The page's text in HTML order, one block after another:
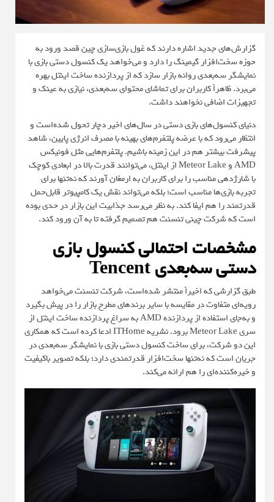
گزارش‌های جدید اشاره دارند که غول بازی‌سازی چین قصد ورود به
حوزه سخت‌افزار گیمینگ را دارد و می‌خواهد یک کنسول دستی بازی با
نمایشگر سه‌بعدی روانه بازار سازد که از پردازنده ساخت اینتل بهره
می‌برد. ظاهراً کاربران برای تماشای محتوای سه‌بعدی، نیازی به عینک و
تجهیزات اضافی نخواهند داشت.
دنیای کنسول‌های بازی دستی در سال‌های اخیر دچار تحول شده‌است و
انتظار می‌رود که با عرضه پلتفرم‌های بهینه با مصرف انرژی پایین، شاهد
پیشرفت بیشتر هم در این زمینه باشیم. پلتفرم‌هایی مثل فونیکس
AMD و Meteor Lake از اینتل، می‌توانند قدرت بالا در ابعادی کوچک
با شارژدهی مناسب را برای کاربران به ارمغان آورند که نه‌تنها برای
تجربه بازی‌ها مناسب است؛ بلکه می‌تواند نقش یک کامپیوتر قابل‌حمل
قدرتمند را هم ایفا کند. به نظر می‌رسد جذابیت این بازار در حدی بوده
است که شرکت چینی تنسنت هم تصمیم گرفته تا به آن ورود کند.
مشخصات احتمالی کنسول بازی
دستی سه‌بعدی Tencent
طبق گزارشی که اخیراً منتشر شده‌است، شرکت تنسنت می‌خواهد
رویه‌ای متفاوت در مقایسه با سایر برندهای مطرح بازار را در پیش بگیرد
و به‌جای استفاده از پردازنده AMD به سراغ پردازنده ساخت اینتل از
سری Meteor Lake برود. نشریه
ITHomeادعا کرده است که همکاری
این دو شرکت، برای ساخت کنسول دستی بازی با نمایشگر سه‌بعدی در
جریان است که نه‌تنها سخت‌افزار قدرتمندی دارد؛ بلکه تصویر باکیفیت
و خیره‌کننده‌ای را هم ارائه می‌کند.